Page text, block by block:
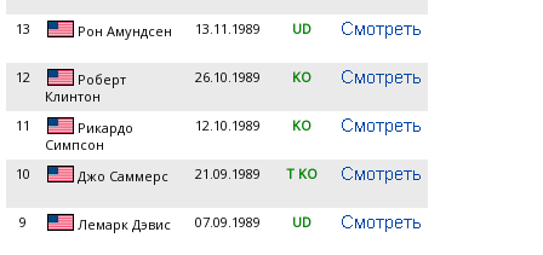
13 Рон Амундсен 13.11.1989 UD
12
Роберт
Клинтон
26.10.1989 KO
11
Рикардо
Симпсон
12.10.1989 KO
10 Джо Саммерс 21.09.1989 T KO
9 Лемарк Дэвис 07.09.1989 UD